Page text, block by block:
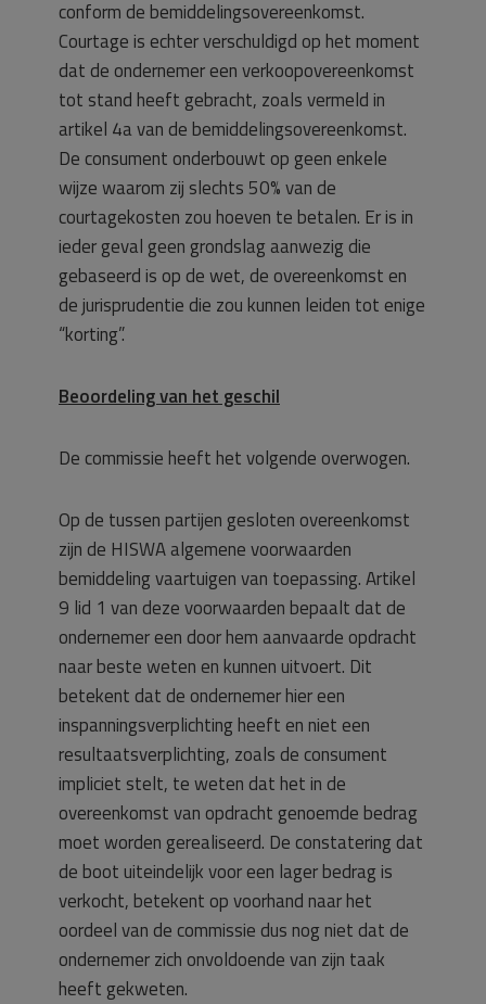
conform de bemiddelingsovereenkomst.
Courtage is echter verschuldigd op het moment
dat de ondernemer een verkoopovereenkomst
tot stand heeft gebracht, zoals vermeld in
artikel 4a van de bemiddelingsovereenkomst.
De consument onderbouwt op geen enkele
wijze waarom zij slechts 50% van de
courtagekosten zou hoeven te betalen. Er is in
ieder geval geen grondslag aanwezig die
gebaseerd is op de wet, de overeenkomst en
de jurisprudentie die zou kunnen leiden tot enige
“korting”.
Beoordeling van het geschil
De commissie heeft het volgende overwogen.
Op de tussen partijen gesloten overeenkomst
zijn de HISWA algemene voorwaarden
bemiddeling vaartuigen van toepassing. Artikel
9 lid 1 van deze voorwaarden bepaalt dat de
ondernemer een door hem aanvaarde opdracht
naar beste weten en kunnen uitvoert. Dit
betekent dat de ondernemer hier een
inspanningsverplichting heeft en niet een
resultaatsverplichting, zoals de consument
impliciet stelt, te weten dat het in de
overeenkomst van opdracht genoemde bedrag
moet worden gerealiseerd. De constatering dat
de boot uiteindelijk voor een lager bedrag is
verkocht, betekent op voorhand naar het
oordeel van de commissie dus nog niet dat de
ondernemer zich onvoldoende van zijn taak
heeft gekweten.